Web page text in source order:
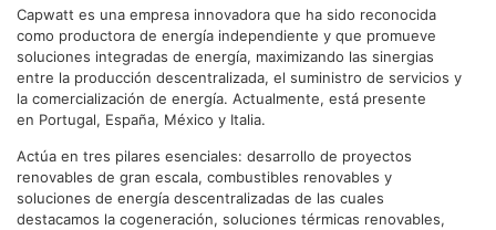
Capwatt es una empresa innovadora que ha sido reconocida
como productora de energía independiente y que promueve
soluciones integradas de energía, maximizando las sinergias
entre la producción descentralizada, el suministro de servicios y
la comercialización de energía. Actualmente, está presente
en Portugal, España, México y Italia.
Actúa en tres pilares esenciales: desarrollo de proyectos
renovables de gran escala, combustibles renovables y
soluciones de energía descentralizadas de las cuales
destacamos la cogeneración, soluciones térmicas renovables,